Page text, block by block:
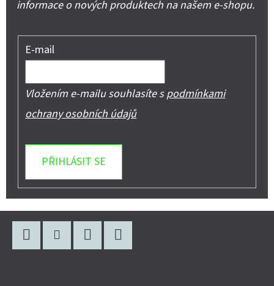
informace o nových produktech na našem e-shopu.
E-mail
Vložením e-mailu souhlasíte spodmínkami
ochrany osobních údajů
PŘIHLÁSIT SE